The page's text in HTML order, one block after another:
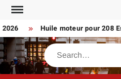
Skip
content
Huile moteur pour 208
Search